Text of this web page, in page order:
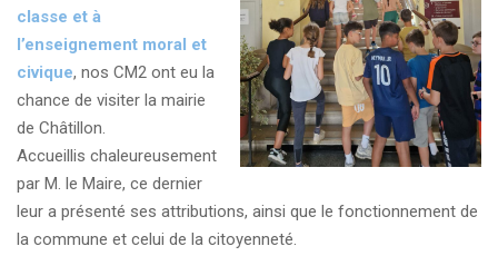
classe et à
l’enseignement moral et
civique, nos CM2 ont eu la
chance de visiter la mairie
de Châtillon.
Accueillis chaleureusement
par M. le Maire, ce dernier
leur a présenté ses attributions, ainsi que le fonctionnement de
la commune et celui de la citoyenneté.